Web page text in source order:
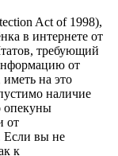
Act of 1998),
в интернете от
требующий
от
на это
наличие
опекуны
от
Если вы не
к